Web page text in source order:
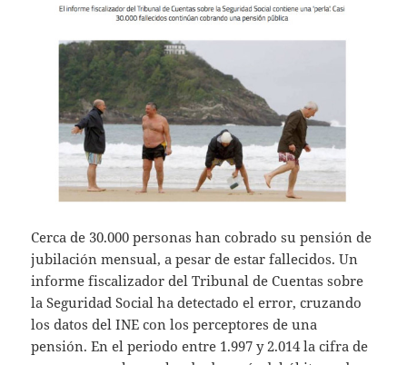
Cerca de 30.000 personas han cobrado su pensión de
jubilación mensual, a pesar de estar fallecidos. Un
informe fiscalizador del Tribunal de Cuentas sobre
la Seguridad Social ha detectado el error, cruzando
los datos del INE con los perceptores de una
pensión. En el periodo entre 1.997 y 2.014 la cifra de